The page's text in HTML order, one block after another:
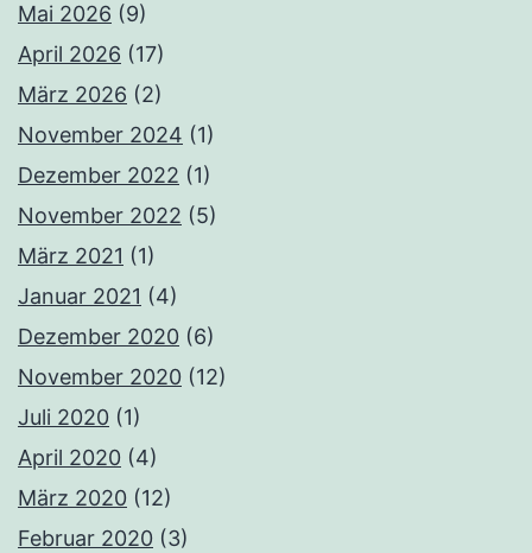
Mai 2026 (9)
April 2026 (17)
März 2026 (2)
November 2024 (1)
Dezember 2022 (1)
November 2022 (5)
März 2021 (1)
Januar 2021 (4)
Dezember 2020 (6)
November 2020 (12)
Juli 2020 (1)
April 2020 (4)
März 2020 (12)
Februar 2020 (3)